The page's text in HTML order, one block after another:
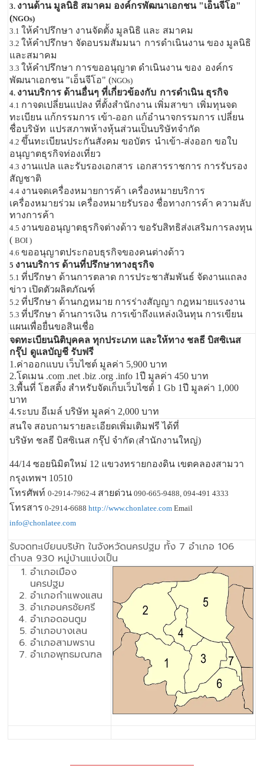
3. งานด้าน มูลนิธิ สมาคม องค์กรพัฒนาเอกชน "เอ็นจีโอ"
(NGOs)
3.1 ให้คำปรึกษา งานจัดตั้ง มูลนิธิ และ สมาคม
3.2 ให้คำปรึกษา จัดอบรมสัมมนา การดำเนินงาน ของ มูลนิธิ
และสมาคม
3.3 ให้คำปรึกษา การขออนุญาต ดำเนินงาน ของ องค์กร
พัฒนาเอกชน "เอ็นจีโอ" (NGOs)
4. งานบริการ ด้านอื่นๆ ที่เกี่ยวข้องกับ การดำเนิน ธุรกิจ
4.1 กาจดเปลี่ยนแปลง ที่ตั้งสำนักงาน เพิ่มสาขา เพิ่มทุนจด
ทะเบียน แก้กรรมการ เข้า-ออก แก้อำนาจกรรมการ เปลี่ยน
ชื่อบริษัท แปรสภาพห้างหุ้นส่วนเป็นบริษัทจำกัด
4.2ขึ้นทะเบียนประกันสังคม ขอบัตร นำเข้า-ส่งออก ขอใบ
อนุญาตธุรกิจท่องเที่ยว
4.3 งานแปล และรับรองเอกสาร เอกสารราชการ การรับรอง
สัญชาติ
4.4 งานจดเครื่องหมายการค้า เครื่องหมายบริการ
เครื่องหมายร่วม เครื่องหมายรับรอง ชื่อทางการค้า ความลับ
ทางการค้า
4.5 งานขออนุญาตธุรกิจต่างด้าว ขอรับสิทธิส่งเสริมการลงทุน
(BOI )
4.6ขออนุญาตประกอบธุรกิจของคนต่างด้าว
5 งานบริการ ด้านที่ปรึกษาทางธุรกิจ
5.1ที่ปรึกษา ด้านการตลาด การประชาสัมพันธ์ จัดงานแถลง
ข่าว เปิดตัวผลิตภัณฑ์
5.2ที่ปรึกษา ด้านกฎหมาย การร่างสัญญา กฎหมายแรงงาน
5.3ที่ปรึกษา ด้านการเงิน การเข้าถึงแหล่งเงินทุน การเขียน
แผนเพื่อยื่นขอสินเชื่อ
จดทะเบียนนิติบุคคล ทุกประเภท และให้ทาง ชลธี บิสซิเนส
กรุ๊ป ดูแลบัญชี รับฟรี
1.ค่าออกแบบ เว็บไซต์ มูลค่า 5,900 บาท
2.โดเมน .com .net .biz .org .info 1ปี มูลค่า 450 บาท
3.พื้นที่ โฮสติ้ง สำหรับจัดเก็บเว็บไซต์ 1 Gb 1ปี มูลค่า 1,000
บาท
4.ระบบ อีเมล์ บริษัท มูลค่า 2,000 บาท
สนใจ สอบถามรายละเอียดเพิ่มเติมฟรี ได้ที่
บริษัท ชลธี บิสซิเนส กรุ๊ป จำกัด (สำนักงานใหญ่)
44/14 ซอยนิมิตใหม่ 12 แขวงทรายกองดิน เขตคลองสามวา
กรุงเทพฯ 10510
โทรศัพท์0-2914-7962-4 สายด่วน 090-665-9488, 094-491 4333
โทรสาร 0-2914-6688http://www.chonlatee.com Email
info@chonlatee.com
รับจดทะเบียนบริษัท ในจังหวัดนครปฐม ทั้ง 7 อำเภอ 106
ตำบล 930 หมู่บ้านแบ่งเป็น
อำเภอเมือง
นครปฐม
อำเภอกำแพงแสน
อำเภอนครชัยศรี
อำเภอดอนตูม
อำเภอบางเลน
อำเภอสามพราน
อำเภอพุทธมณฑล